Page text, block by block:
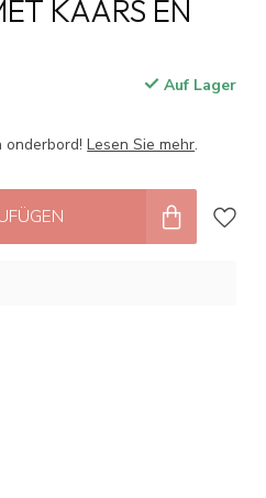
KAARS EN
Auf Lager
onderbord!Lesen Sie mehr.